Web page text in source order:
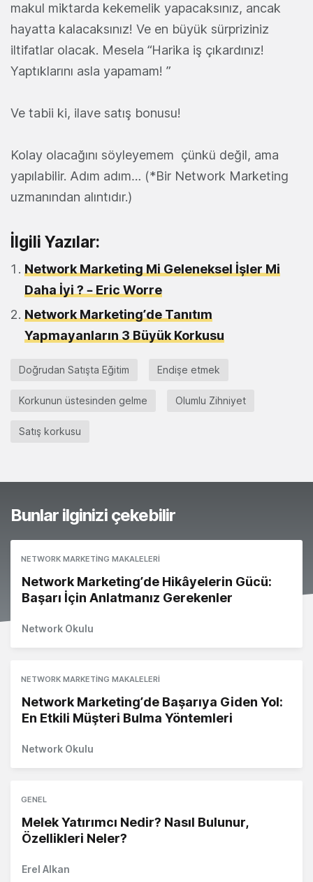
makul miktarda kekemelik yapacaksınız, ancak
hayatta kalacaksınız! Ve en büyük sürpriziniz
iltifatlar olacak. Mesela “Harika iş çıkardınız!
Yaptıklarını asla yapamam! ”
Ve tabii ki, ilave satış bonusu!
Kolay olacağını söyleyemem çünkü değil, ama
yapılabilir. Adım adım… (*Bir Network Marketing
uzmanından alıntıdır.)
İlgili Yazılar:
Network Marketing Mi Geleneksel İşler Mi
Daha İyi ? – Eric Worre
Network Marketing’de Tanıtım
Yapmayanların 3 Büyük Korkusu
Doğrudan Satışta Eğitim Endişe etmek
Korkunun üstesinden gelme Olumlu Zihniyet
Satış korkusu
Bunlar ilginizi çekebilir
NETWORK MARKETING MAKALELERI
Network Marketing’de Hikâyelerin Gücü:
Başarı İçin Anlatmanız Gerekenler
Network Okulu
NETWORK MARKETING MAKALELERI
Network Marketing’de Başarıya Giden Yol:
En Etkili Müşteri Bulma Yöntemleri
Network Okulu
GENEL
Melek Yatırımcı Nedir? Nasıl Bulunur,
Özellikleri Neler?
Erel Alkan